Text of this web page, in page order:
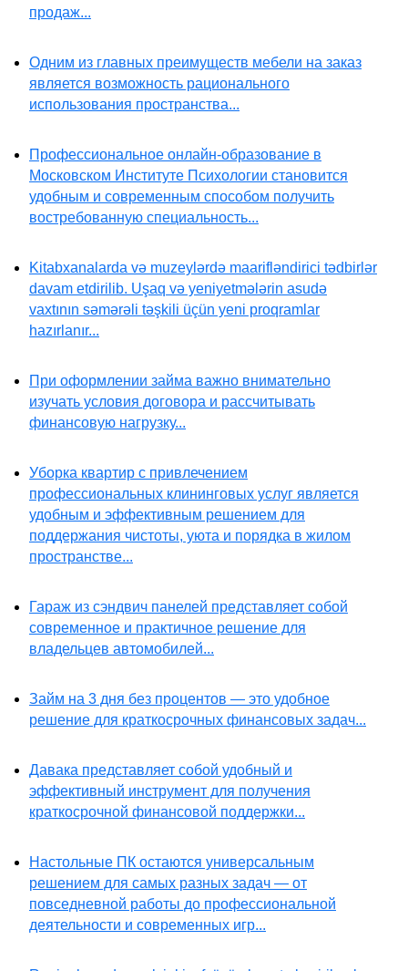
продаж...
Одним из главных преимуществ мебели на заказ
является возможность рационального
использования пространства...
Профессиональное онлайн-образование в
Московском Институте Психологии становится
удобным и современным способом получить
востребованную специальность...
Kitabxanalarda və muzeylərdə maarifləndirici tədbirlər
davam etdirilib. Uşaq və yeniyetmələrin asudə
vaxtının səmərəli təşkili üçün yeni proqramlar
hazırlanır...
При оформлении займа важно внимательно
изучать условия договора и рассчитывать
финансовую нагрузку...
Уборка квартир с привлечением
профессиональных клининговых услуг является
удобным и эффективным решением для
поддержания чистоты, уюта и порядка в жилом
пространстве...
Гараж из сэндвич панелей представляет собой
современное и практичное решение для
владельцев автомобилей...
Займ на 3 дня без процентов — это удобное
решение для краткосрочных финансовых задач...
Давака представляет собой удобный и
эффективный инструмент для получения
краткосрочной финансовой поддержки...
Настольные ПК остаются универсальным
решением для самых разных задач — от
повседневной работы до профессиональной
деятельности и современных игр...